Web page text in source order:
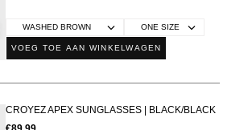
VOEG TOE AAN WINKELWAGEN
CROYEZ APEX SUNGLASSES | BLACK/BLACK